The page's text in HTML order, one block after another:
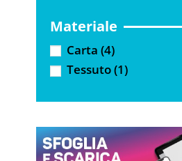
Materiale
Carta (4)
Tessuto(1)